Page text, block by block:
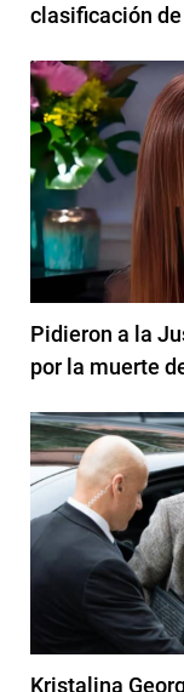
clasificación
Pidieron a la
por la muerte
Kristalina